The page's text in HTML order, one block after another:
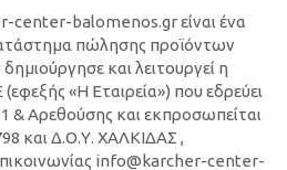
center-balomenos.gr είναι ένα
πώλησης προϊόντων
και λειτουργεί η
«Η Εταιρεία») που εδρεύει
& Αρεθούσης και εκπροσωπείται
και Δ.Ο.Υ. ΧΑΛΚΙΔΑΣ ,
info@karcher-center-